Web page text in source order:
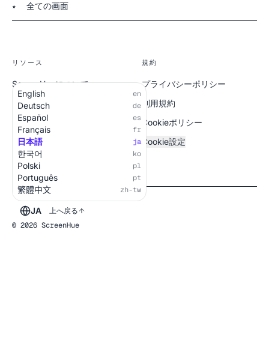
★ 全ての画面
リソース
ScreenHueについて
全ての画面
規約
プライバシーポリシー
利用規約
Cookieポリシー
Cookie設定
© 2026 ScreenHue
JA
English en
Deutsch de
Español es
Français fr
日本語 ja
한국어 ko
Polski pl
Português pt
繁體中文 zh-tw
上へ戻る